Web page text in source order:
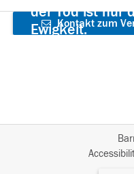
der Tod ist nur
Ewigkeit.
Kontakt zum